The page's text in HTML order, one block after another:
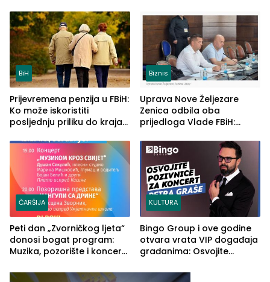
ljeta (FOTO)
BiH
Prijevremena penzija u FBiH:
Ko može iskoristiti
posljednju priliku do kraja
Biznis
Uprava Nove Željezare
Zenica odbila oba
prijedloga Vlade FBiH:
rješenje
ČARŠIJA
Peti dan „Zvorničkog ljeta“
donosi bogat program:
Muzika, pozorište i koncert
KULTURA
Bingo Group i ove godine
otvara vrata VIP događaja
građanima: Osvojite
Graše